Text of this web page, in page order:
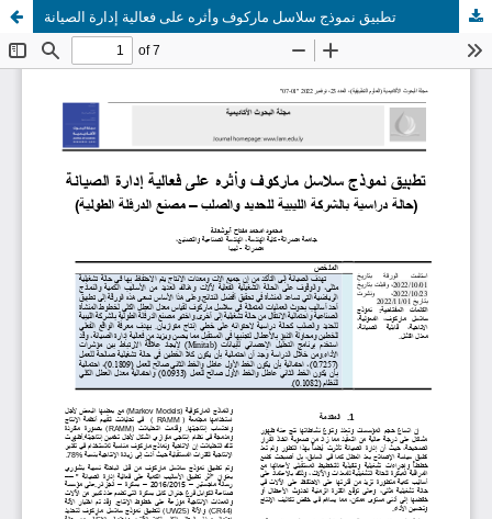
تطبيق نموذج سلاسل ماركوف وأثره على فعالية إدارة الصيانة